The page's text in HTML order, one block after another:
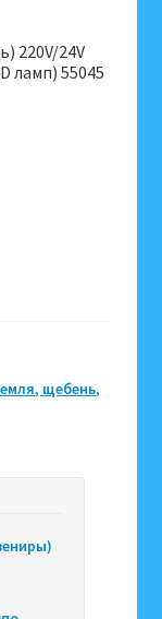
220V/24V
ламп) 55045
щебень,